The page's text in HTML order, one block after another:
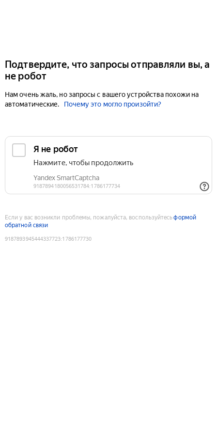
Подтвердите, что запросы отправляли вы, а
не робот
Нам очень жаль, но запросы с вашего устройства похожи на
автоматические.
Почему это могло произойти?
Если у вас возникли проблемы, пожалуйста, воспользуйтесьформой
обратной связи
9187893945444337723:1786177730